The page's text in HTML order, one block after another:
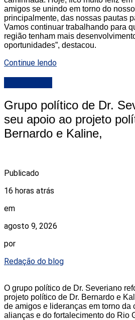
amigos se unindo em torno do
principalmente, das nossas pautas
Vamos continuar trabalhando para
região tenham mais
oportunidades”, destacou.
Continue lendo
Grupo político de Dr.
seu apoio ao projeto
Bernardo e Kaline,
Publicado
16 horas atrás
em
agosto 9, 2026
por
Redação do blog
O grupo político de Dr. Severiano
projeto político de Dr. Bernardo e
de amigos e lideranças em torno da
alianças e do fortalecimento do Rio